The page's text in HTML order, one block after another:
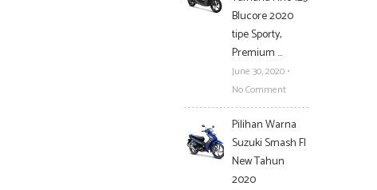
Blucore 2020
tipe Sporty,
Premium …
June 30, 2020 •
No Comment
Pilihan Warna
Suzuki Smash FI
New Tahun
2020